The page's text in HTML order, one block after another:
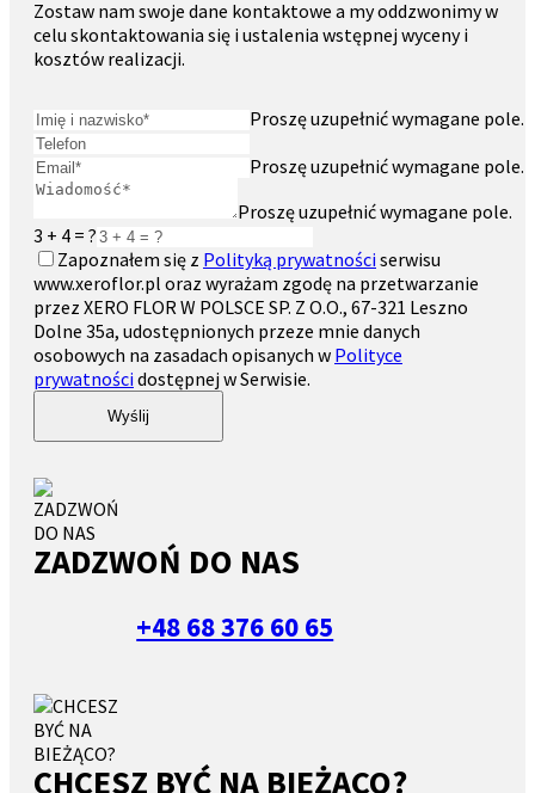
Zostaw nam swoje dane kontaktowe a my oddzwonimy w
celu skontaktowania się i ustalenia wstępnej wyceny i
kosztów realizacji.
Proszę uzupełnić wymagane pole.
Proszę uzupełnić wymagane pole.
Proszę uzupełnić wymagane pole.
3 + 4 = ?
Zapoznałem się z Polityką prywatności serwisu
www.xeroflor.pl oraz wyrażam zgodę na przetwarzanie
przez XERO FLOR W POLSCE SP. Z O.O., 67-321 Leszno
Dolne 35a, udostępnionych przeze mnie danych
osobowych na zasadach opisanych w Polityce
prywatności dostępnej w Serwisie.
Wyślij
ZADZWOŃ DO NAS
+48 68 376 60 65
CHCESZ BYĆ NA BIEŻĄCO?